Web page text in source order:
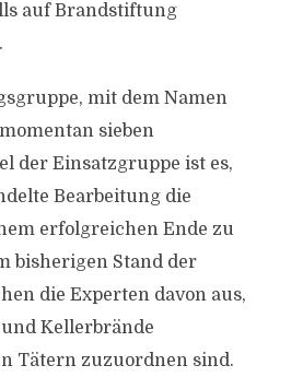
auf Brandstiftung
mit dem Namen
sieben
der Einsatzgruppe ist es,
Bearbeitung die
erfolgreichen Ende zu
bisherigen Stand der
die Experten davon aus,
Kellerbrände
Tätern zuzuordnen sind.